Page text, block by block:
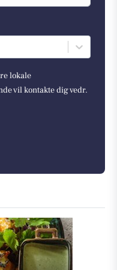
lokale
vil kontakte dig vedr.